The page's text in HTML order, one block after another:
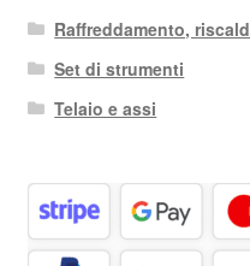
Raffreddamento,
Set di strumenti
Telaio e assi